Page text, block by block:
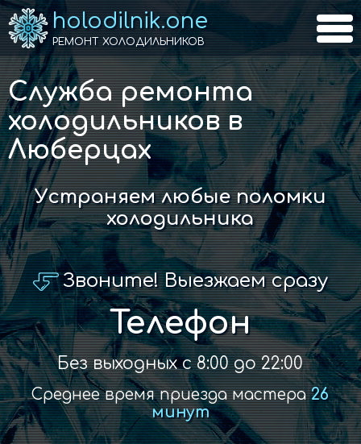
holodilnik.one
РЕМОНТ ХОЛОДИЛЬНИКОВ
Служба ремонта
холодильников в
Люберцах
Устраняем любые поломки
холодильника
Звоните! Выезжаем сразу
Телефон
Без выходных с 8:00 до 22:00
Среднее время приезда мастера26
минут